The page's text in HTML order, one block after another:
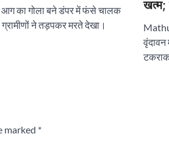
का गोला बने डंपर में फंसे चालक
ने तड़पकर मरते देखा।
खत्म;
marked *